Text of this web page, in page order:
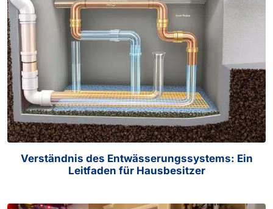
Verständnis des Entwässerungssystems: Ein
Leitfaden für Hausbesitzer